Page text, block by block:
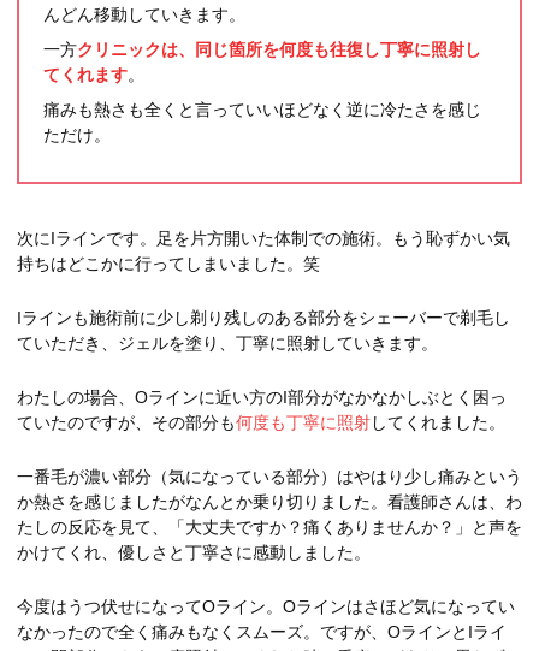
んどん移動していきます。
一方クリニックは、同じ箇所を何度も往復し丁寧に照射し
てくれます。
痛みも熱さも全くと言っていいほどなく逆に冷たさを感じ
ただけ。
次にIラインです。足を片方開いた体制での施術。もう恥ずかい気
持ちはどこかに行ってしまいました。笑
Iラインも施術前に少し剃り残しのある部分をシェーバーで剃毛し
ていただき、ジェルを塗り、丁寧に照射していきます。
わたしの場合、Oラインに近い方のI部分がなかなかしぶとく困っ
ていたのですが、その部分も何度も丁寧に照射してくれました。
一番毛が濃い部分（気になっている部分）はやはり少し痛みという
か熱さを感じましたがなんとか乗り切りました。看護師さんは、わ
たしの反応を見て、「大丈夫ですか？痛くありませんか？」と声を
かけてくれ、優しさと丁寧さに感動しました。
今度はうつ伏せになってOライン。Oラインはさほど気になってい
なかったので全く痛みもなくスムーズ。ですが、OラインとIライ